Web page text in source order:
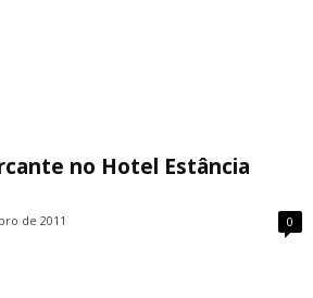
no Hotel Estância
de 2011 0